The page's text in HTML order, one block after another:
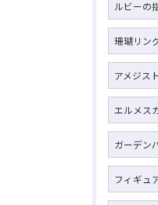
ルビーの
珊瑚リン
アメジス
エルメス
ガーデン
フィギュ